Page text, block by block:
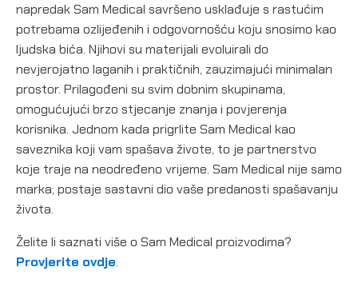
napredak Sam Medical savršeno usklađuje s rastućim
potrebama ozlijeđenih i odgovornošću koju snosimo kao
ljudska bića. Njihovi su materijali evoluirali do
nevjerojatno laganih i praktičnih, zauzimajući minimalan
prostor. Prilagođeni su svim dobnim skupinama,
omogućujući brzo stjecanje znanja i povjerenja
korisnika. Jednom kada prigrlite Sam Medical kao
saveznika koji vam spašava živote, to je partnerstvo
koje traje na neodređeno vrijeme. Sam Medical nije samo
marka; postaje sastavni dio vaše predanosti spašavanju
života.
Želite li saznati više o Sam Medical proizvodima?
Provjerite ovdje.